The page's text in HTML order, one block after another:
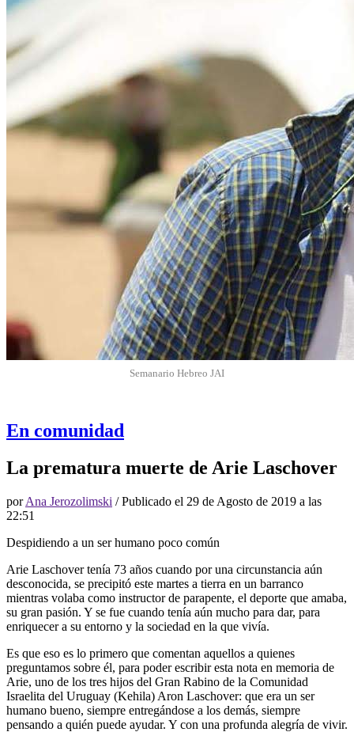
Semanario Hebreo JAI
En comunidad
La prematura muerte de Arie Laschover
porAna Jerozolimski / Publicado el 29 de Agosto de 2019 a las
22:51
Despidiendo a un ser humano poco común
Arie Laschover tenía 73 años cuando por una circunstancia aún
desconocida, se precipitó este martes a tierra en un barranco
mientras volaba como instructor de parapente, el deporte que amaba,
su gran pasión. Y se fue cuando tenía aún mucho para dar, para
enriquecer a su entorno y la sociedad en la que vivía.
Es que eso es lo primero que comentan aquellos a quienes
preguntamos sobre él, para poder escribir esta nota en memoria de
Arie, uno de los tres hijos del Gran Rabino de la Comunidad
Israelita del Uruguay (Kehila) Aron Laschover: que era un ser
humano bueno, siempre entregándose a los demás, siempre
pensando a quién puede ayudar. Y con una profunda alegría de vivir.